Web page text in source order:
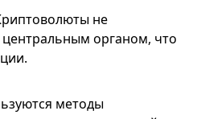
не
органом, что
методы